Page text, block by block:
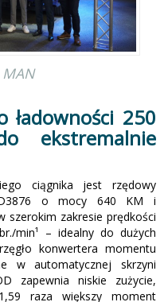
ładowności 250
ekstremalnie
ciągnika jest rzędowy
D3876 o mocy 640 KM i
szerokim zakresie prędkości
min¹ – idealny do dużych
konwertera momentu
w automatycznej skrzyni
zapewnia niskie zużycie,
raza większy moment